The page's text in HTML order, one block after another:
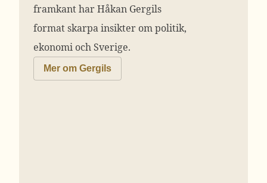
framkant har Håkan Gergils
format skarpa insikter om politik,
ekonomi och Sverige.
Mer om Gergils